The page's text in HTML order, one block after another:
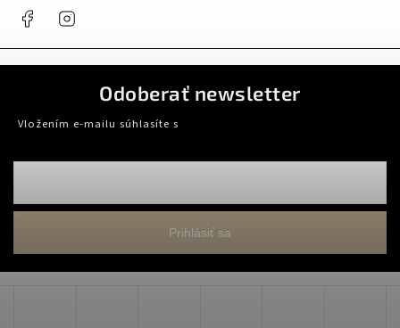
Facebook
Odoberať newsletter
Vložením e-mailu súhlasíte s
Prihlásiť sa